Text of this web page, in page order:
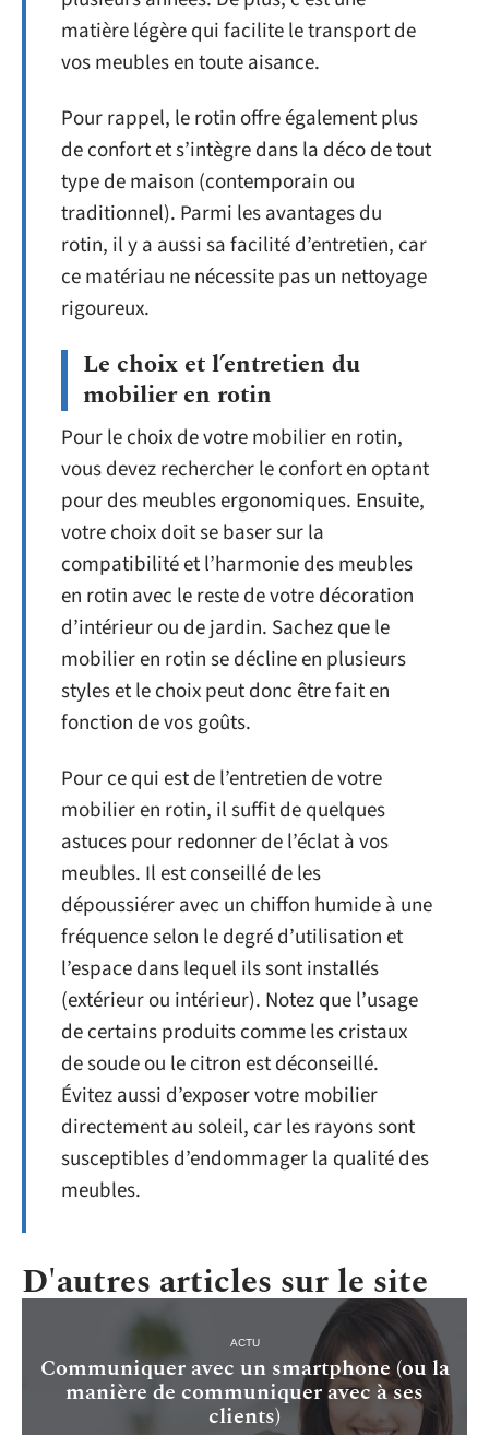
matière légère qui facilite le transport de
vos meubles en toute aisance.
Pour rappel, le rotin offre également plus
de confort et s’intègre dans la déco de tout
type de maison (contemporain ou
traditionnel). Parmi les avantages du
rotin, il y a aussi sa facilité d’entretien, car
ce matériau ne nécessite pas un nettoyage
rigoureux.
Le choix et l’entretien du
mobilier en rotin
Pour le choix de votre mobilier en rotin,
vous devez rechercher le confort en optant
pour des meubles ergonomiques. Ensuite,
votre choix doit se baser sur la
compatibilité et l’harmonie des meubles
en rotin avec le reste de votre décoration
d’intérieur ou de jardin. Sachez que le
mobilier en rotin se décline en plusieurs
styles et le choix peut donc être fait en
fonction de vos goûts.
Pour ce qui est de l’entretien de votre
mobilier en rotin, il suffit de quelques
astuces pour redonner de l’éclat à vos
meubles. Il est conseillé de les
dépoussiérer avec un chiffon humide à une
fréquence selon le degré d’utilisation et
l’espace dans lequel ils sont installés
(extérieur ou intérieur). Notez que l’usage
de certains produits comme les cristaux
de soude ou le citron est déconseillé.
Évitez aussi d’exposer votre mobilier
directement au soleil, car les rayons sont
susceptibles d’endommager la qualité des
meubles.
D'autres articles sur le site
ACTU
Communiquer avec un smartphone (ou la
manière de communiquer avec à ses
clients)